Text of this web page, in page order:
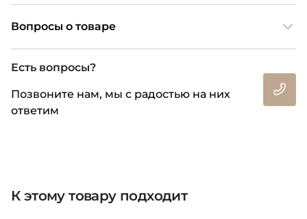
Вопросы о товаре
Есть вопросы?
Позвоните нам, мы с радостью на них
ответим
К этому товару подходит